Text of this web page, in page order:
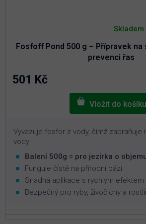
Fosfoff Pond 500 g – Přípravek
prevenci řas
hodnocení
je
4,9
z
5
Skladem
501 Kč
Vyvazuje fosfor z vody, čímž zabraňuje
vody
Balení 500g = pro jezírka o
Funguje čístě na přírodní bázi
Snadná aplikace s rychlým efektem
Bezpečný pro ryby, živočichy a